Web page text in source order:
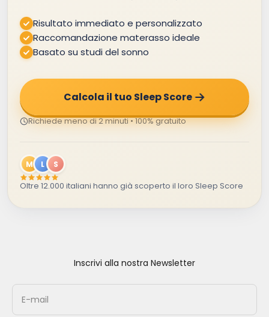
Risultato immediato e personalizzato
Raccomandazione materasso ideale
Basato su studi del sonno
Calcola il tuo Sleep Score
Richiede meno di 2 minuti • 100% gratuito
M L S
Oltre 12.000 italiani hanno già scoperto il loro Sleep Score
Inscrivi alla nostra Newsletter
E-mail